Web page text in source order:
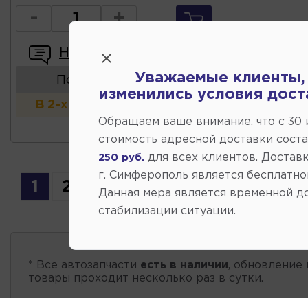
- +
Написать отзыв
Показать аналоги
В 2-х и более магазинах
1 2
* Все автозапчасти есть в наличии, обновление
товары проходит несколько раз в сутки.
Уважаемые клиенты,
изменились условия
Обращаем ваше внимание, что c 30
стоимость адресной доставки
250 руб. для всех клиентов.
г. Симферополь является
Данная мера является временной
стабилизации ситуации.